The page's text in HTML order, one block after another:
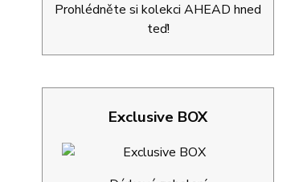
Prohlédněte si kolekci AHEAD hned
teď!
Exclusive BOX